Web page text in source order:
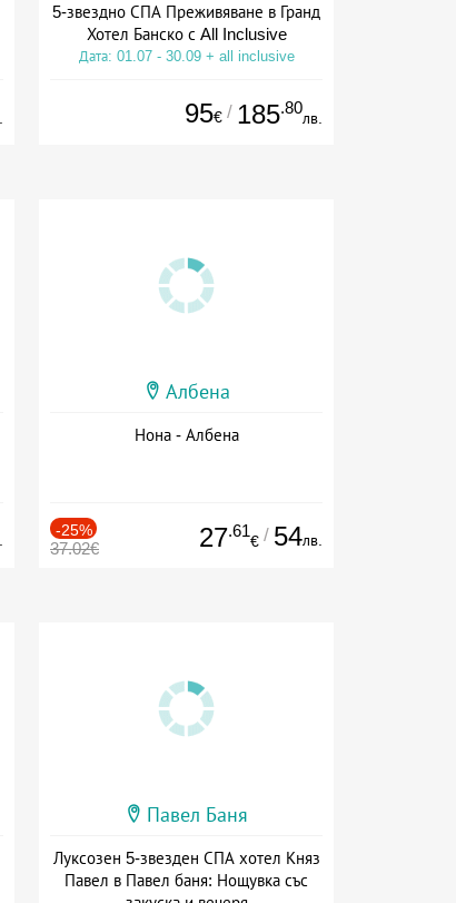
5-звездно СПА Преживяване в Гранд
Хотел Банско с All Inclusive
Дата: 01.07 - 30.09 + all inclusive
95€ / 185.80
лв.
Албена
Нона - Албена
-25%
37.02€ 27.61
€ / 54лв.
Павел Баня
Луксозен 5-звезден СПА хотел Княз
Павел в Павел баня: Нощувка със